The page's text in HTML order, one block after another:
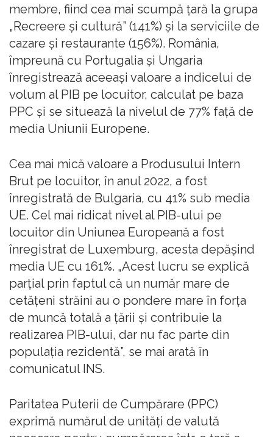
membre, fiind cea mai scumpă ţară la grupa
„Recreere şi cultură” (141%) şi la serviciile de
cazare şi restaurante (156%). România,
împreună cu Portugalia şi Ungaria
înregistrează aceeaşi valoare a indicelui de
volum al PIB pe locuitor, calculat pe baza
PPC şi se situează la nivelul de 77% faţă de
media Uniunii Europene.
Cea mai mică valoare a Produsului Intern
Brut pe locuitor, în anul 2022, a fost
înregistrată de Bulgaria, cu 41% sub media
UE. Cel mai ridicat nivel al PIB-ului pe
locuitor din Uniunea Europeană a fost
înregistrat de Luxemburg, acesta depăşind
media UE cu 161%. „Acest lucru se explică
parţial prin faptul că un număr mare de
cetăţeni străini au o pondere mare în forţa
de muncă totală a ţării şi contribuie la
realizarea PIB-ului, dar nu fac parte din
populaţia rezidentă”, se mai arată în
comunicatul INS.
Paritatea Puterii de Cumpărare (PPC)
exprimă numărul de unităţi de valută